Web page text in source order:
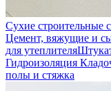
Сухие строительные
Цемент, вяжущие и
для утеплителя
Гидроизоляция
полы и стяжка